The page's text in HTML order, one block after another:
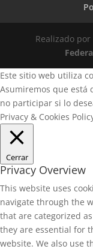
Realizado por
Este sitio web utiliza
Asumiremos que está
no participar si lo
Privacy & Cookies
Cerrar
Privacy Overview
This website uses
navigate through the
that are categorized
they are essential for
website. We also use